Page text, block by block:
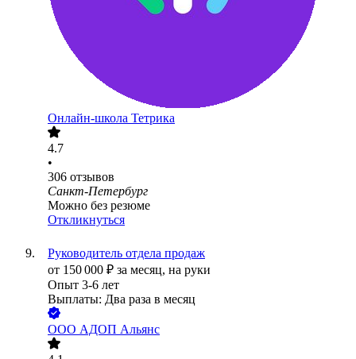
Онлайн-школа Тетрика
4.7
•
306 отзывов
Санкт-Петербург
Можно без резюме
Откликнуться
Руководитель отдела продаж
от 150 000 ₽ за месяц, на руки
Опыт 3-6 лет
Выплаты: Два раза в месяц
ООО АДОП Альянс